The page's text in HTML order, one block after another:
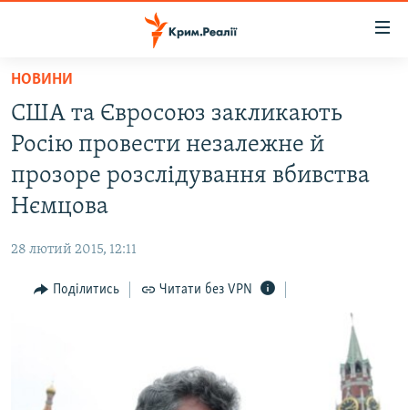
Перейти
основного
матеріалу
до
основної
Перейти
пошуку
ВІДЕО ТА ФОТО
ПОЛІТИКА
ІНТЕРВ'Ю
ДЕПОРТАЦІЯ
ЯК ОБІЙТИ БЛОКУВАННЯ
НОВИНИ
США та Євросоюз закликають
Росію провести незалежне й
прозоре розслідування вбивства
Нємцова
28 лютий 2015, 12:11
Поділитись Читати без VPN